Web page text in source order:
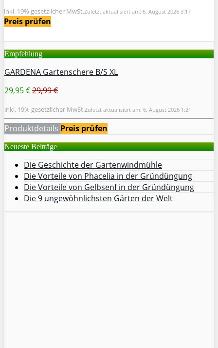
inkl. 19% gesetzlicher MwSt.Zuletzt aktualisiert am: 6. August 2026 3:17
Preis prüfen
Empfehlung
GARDENA Gartenschere B/S XL
29,95 €29,99 €
inkl. 19% gesetzlicher MwSt.Zuletzt aktualisiert am: 6. August 2026 1:21
Produktdetails Preis prüfen
Neueste Beiträge
Die Geschichte der Gartenwindmühle
Die Vorteile von Phacelia in der Gründüngung
Die Vorteile von Gelbsenf in der Gründüngung
Die 9 ungewöhnlichsten Gärten der Welt